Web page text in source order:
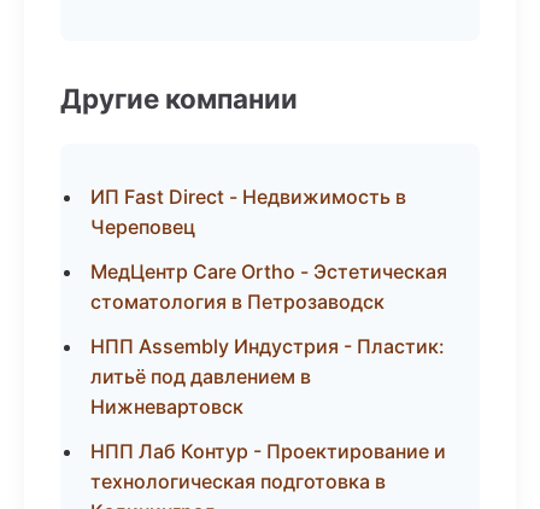
Другие компании
ИП Fast Direct - Недвижимость в
Череповец
МедЦентр Care Ortho - Эстетическая
стоматология в Петрозаводск
НПП Assembly Индустрия - Пластик:
литьё под давлением в
Нижневартовск
НПП Лаб Контур - Проектирование и
технологическая подготовка в